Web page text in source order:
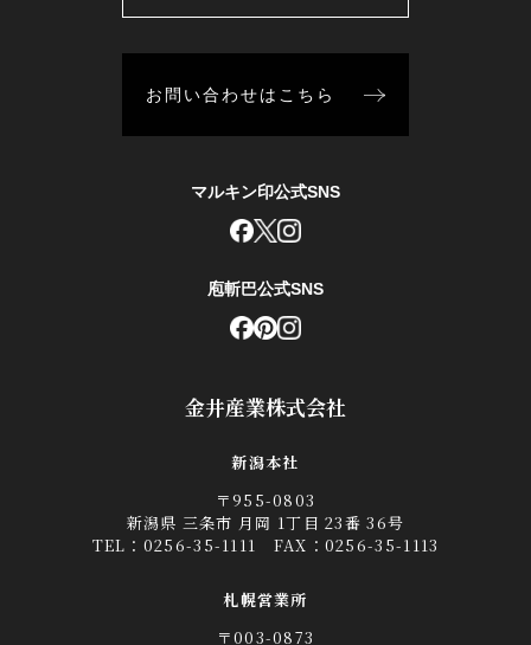
金井産業株式会社
新潟本社
〒955-0803
新潟県 三条市 月岡 1丁目 23番 36号
TEL： 0256-35-1111 FAX：0256-35-1113
札幌営業所
〒003-0873
お問い合わせはこちら
マルキン印公式SNS
庖斬巴公式SNS